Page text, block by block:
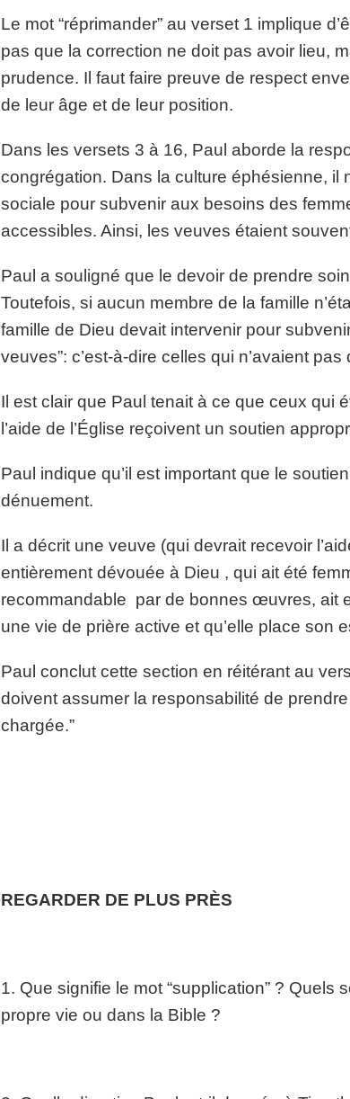
Le mot “réprimander” au verset 1 implique
pas que la correction ne doit pas avoir lieu,
prudence. Il faut faire preuve de respect
de leur âge et de leur position.
Dans les versets 3 à 16, Paul aborde la
congrégation. Dans la culture éphésienne, il
sociale pour subvenir aux besoins des
accessibles. Ainsi, les veuves étaient
Paul a souligné que le devoir de prendre
Toutefois, si aucun membre de la famille
famille de Dieu devait intervenir pour
veuves”: c’est-à-dire celles qui n’avaient
Il est clair que Paul tenait à ce que ceux qui
l’aide de l’Église reçoivent un soutien
Paul indique qu’il est important que le
dénuement.
Il a décrit une veuve (qui devrait recevoir
entièrement dévouée à Dieu , qui ait été
recommandable par de bonnes œuvres, ait
une vie de prière active et qu’elle place son
Paul conclut cette section en réitérant au
doivent assumer la responsabilité de
chargée.”
REGARDER DE PLUS PRÈS
1. Que signifie le mot “supplication” ?
propre vie ou dans la Bible ?